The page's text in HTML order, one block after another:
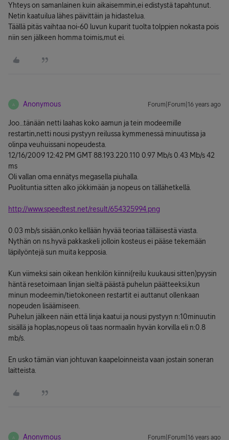
Yhteys on samanlainen kuin aikaisemmin,ei edistystä tapahtunut.
Netin kaatuilua lähes päivittäin ja hidastelua.
Täällä pitäs vaihtaa noi-60 luvun kuparit tuolta tolppien nokasta pois
niin sen jälkeen homma toimis,mut ei.
A Anonymous Forum|Forum|16 years ago
Joo...tänään netti laahas koko aamun ja tein modeemille
restartin,netti nousi pystyyn reilussa kymmenessä minuutissa ja
olinpa veuhuissani nopeudesta.
12/16/2009 12:42 PM GMT 88.193.220.110 0.97 Mb/s 0.43 Mb/s 42
ms
Oli vallan oma ennätys megasella piuhalla.
Puolituntia sitten alko jökkimään ja nopeus on tällähetkellä.
http://www.speedtest.net/result/654325994.png
0.03 mb/s sisään,onko kellään hyvää teoriaa tälläisestä viasta.
Nythän on ns.hyvä pakkaskeli jolloin kosteus ei pääse tekemään
läpilyöntejä sun muita kepposia.
Kun viimeksi sain oikean henkilön kiinni(reilu kuukausi sitten)pyysin
häntä resetoimaan linjan sieltä päästä puhelun päätteeksi,kun
minun modeemin/tietokoneen restartit ei auttanut ollenkaan
nopeuden lisäämiseen.
Puhelun jälkeen näin että linja kaatui ja nousi pystyyn n:10minuutin
sisällä ja hoplas,nopeus oli taas normaalin hyvän korvilla eli n:0.8
mb/s.
En usko tämän vian johtuvan kaapeloinneista vaan jostain soneran
laitteista.
A Anonymous Forum|Forum|16 years ago